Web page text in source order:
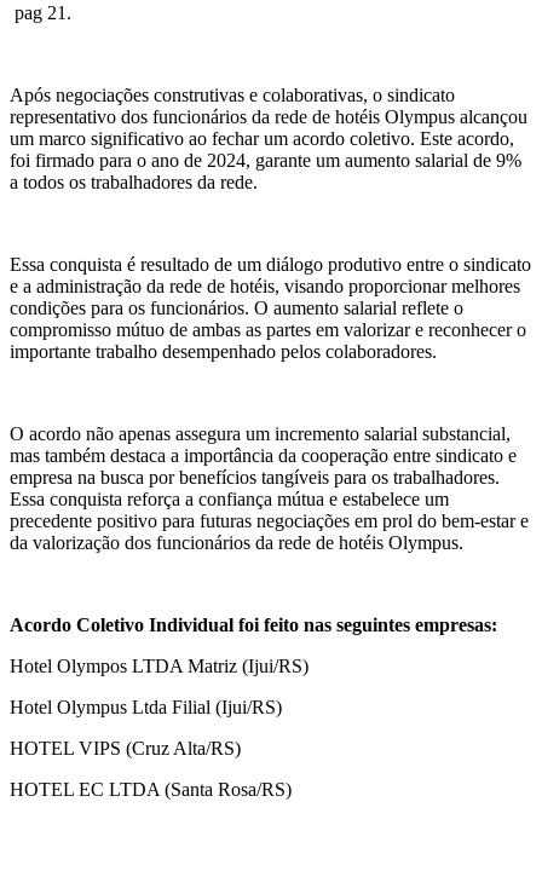
pag 21.
Após negociações construtivas e colaborativas, o sindicato
representativo dos funcionários da rede de hotéis Olympus alcançou
um marco significativo ao fechar um acordo coletivo. Este acordo,
foi firmado para o ano de 2024, garante um aumento salarial de 9%
a todos os trabalhadores da rede.
Essa conquista é resultado de um diálogo produtivo entre o sindicato
e a administração da rede de hotéis, visando proporcionar melhores
condições para os funcionários. O aumento salarial reflete o
compromisso mútuo de ambas as partes em valorizar e reconhecer o
importante trabalho desempenhado pelos colaboradores.
O acordo não apenas assegura um incremento salarial substancial,
mas também destaca a importância da cooperação entre sindicato e
empresa na busca por benefícios tangíveis para os trabalhadores.
Essa conquista reforça a confiança mútua e estabelece um
precedente positivo para futuras negociações em prol do bem-estar e
da valorização dos funcionários da rede de hotéis Olympus.
Acordo Coletivo Individual foi feito nas seguintes empresas:
Hotel Olympos LTDA Matriz (Ijui/RS)
Hotel Olympus Ltda Filial (Ijui/RS)
HOTEL VIPS (Cruz Alta/RS)
HOTEL EC LTDA (Santa Rosa/RS)